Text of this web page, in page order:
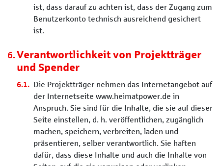
ist, dass darauf zu achten ist, dass der Zugang zum
Benutzerkonto technisch ausreichend gesichert
ist.
Verantwortlichkeit von Projektträger
und Spender
Die Projektträger nehmen das Internetangebot auf
der Internetseite www.heimatpower.de in
Anspruch. Sie sind für die Inhalte, die sie auf dieser
Seite einstellen, d. h. veröffentlichen, zugänglich
machen, speichern, verbreiten, laden und
präsentieren, selber verantwortlich. Sie haften
dafür, dass diese Inhalte und auch die Inhalte von